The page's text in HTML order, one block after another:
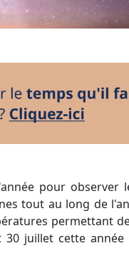
tout au long de
permettant
juillet cette année